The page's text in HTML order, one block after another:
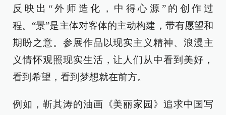
反映出“外师造化，中得心源”的创作过
程。“景”是主体对客体的主动构建，带有愿望和
期盼之意。参展作品以现实主义精神、浪漫主
义情怀观照现实生活，让人们从中看到美好，
看到希望，看到梦想就在前方。
例如，靳其涛的油画《美丽家园》追求中国写